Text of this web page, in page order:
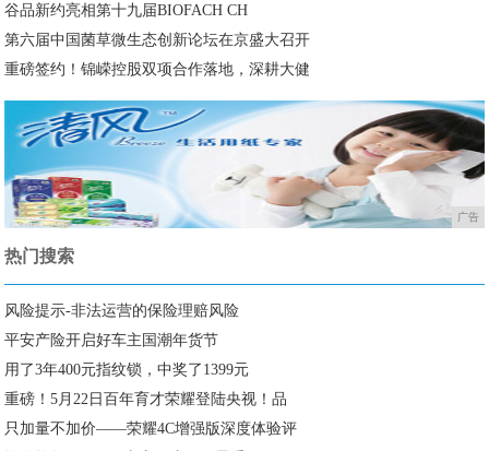
谷品新约亮相第十九届BIOFACH CH
第六届中国菌草微生态创新论坛在京盛大召开
重磅签约！锦嵘控股双项合作落地，深耕大健
广告
热门搜索
风险提示-非法运营的保险理赔风险
平安产险开启好车主国潮年货节
用了3年400元指纹锁，中奖了1399元
重磅！5月22日百年育才荣耀登陆央视！品
只加量不加价——荣耀4C增强版深度体验评